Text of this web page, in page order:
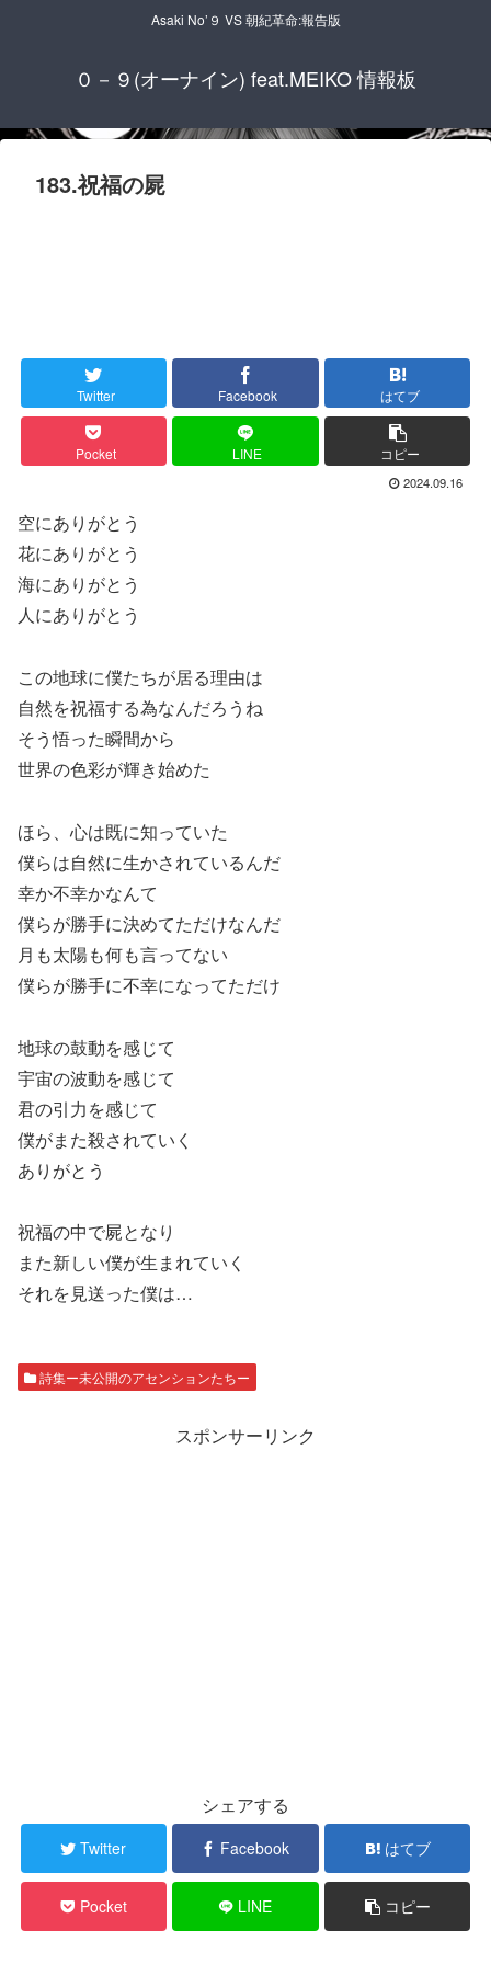
Asaki No’９ VS 朝紀革命:報告版
０－９(オーナイン) feat.MEIKO 情報板
183.祝福の屍
Twitter Facebook はてブ
Pocket LINE コピー
2024.09.16
空にありがとう
花にありがとう
海にありがとう
人にありがとう
この地球に僕たちが居る理由は
自然を祝福する為なんだろうね
そう悟った瞬間から
世界の色彩が輝き始めた
ほら、心は既に知っていた
僕らは自然に生かされているんだ
幸か不幸かなんて
僕らが勝手に決めてただけなんだ
月も太陽も何も言ってない
僕らが勝手に不幸になってただけ
地球の鼓動を感じて
宇宙の波動を感じて
君の引力を感じて
僕がまた殺されていく
ありがとう
祝福の中で屍となり
また新しい僕が生まれていく
それを見送った僕は…
詩集ー未公開のアセンションたちー
スポンサーリンク
シェアする
Twitter Facebook はてブ
Pocket LINE コピー